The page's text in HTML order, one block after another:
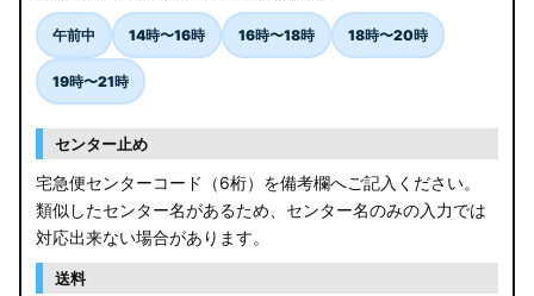
LA400K コペン
汎用LEDバルブ
アウトレット
JB64W/JB74W/JC74W ジムニー/シエラ/ノマド
午前中 14時〜16時 16時〜18時 18時〜20時
19時〜21時
センター止め
宅急便センターコード（6桁）を備考欄へご記入ください。
類似したセンター名があるため、センター名のみの入力では
対応出来ない場合があります。
送料